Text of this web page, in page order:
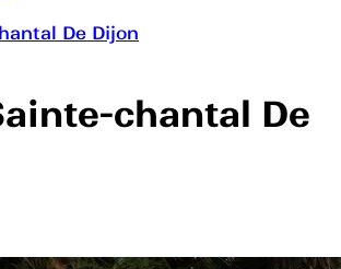
De Dijon
chantal De